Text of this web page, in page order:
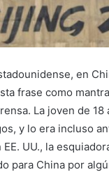
en
frase como
La joven de 18
y lo era incluso
EE. UU., la
para China por